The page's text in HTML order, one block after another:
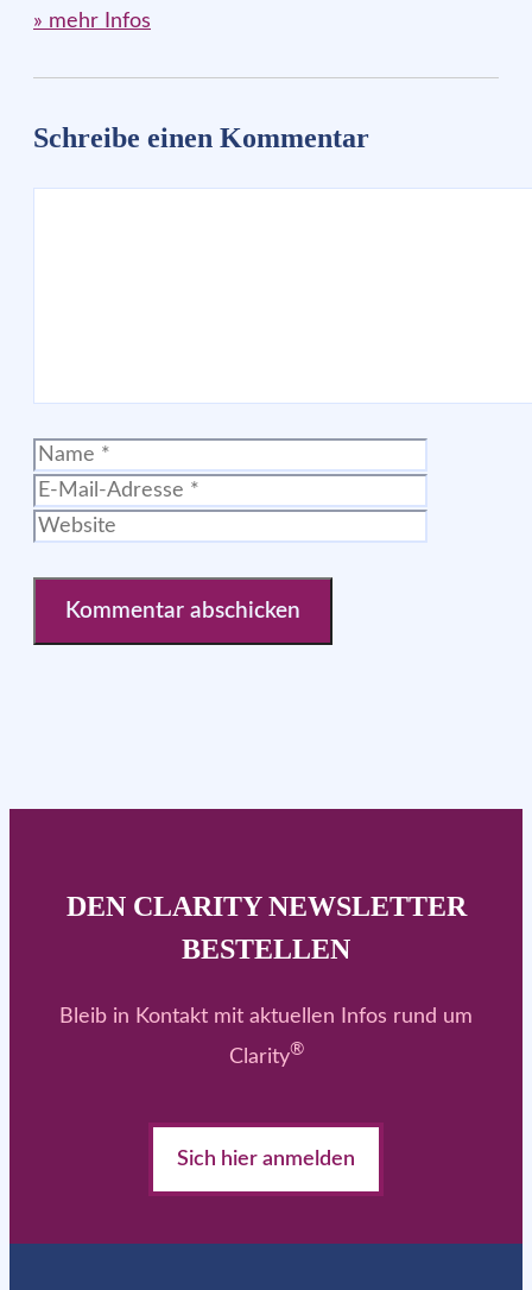
» mehr Infos
Schreibe einen Kommentar
Name
DEN CLARITY NEWSLETTER
BESTELLEN
Bleib in Kontakt mit aktuellen Infos rund um
Clarity®
Sich hier anmelden